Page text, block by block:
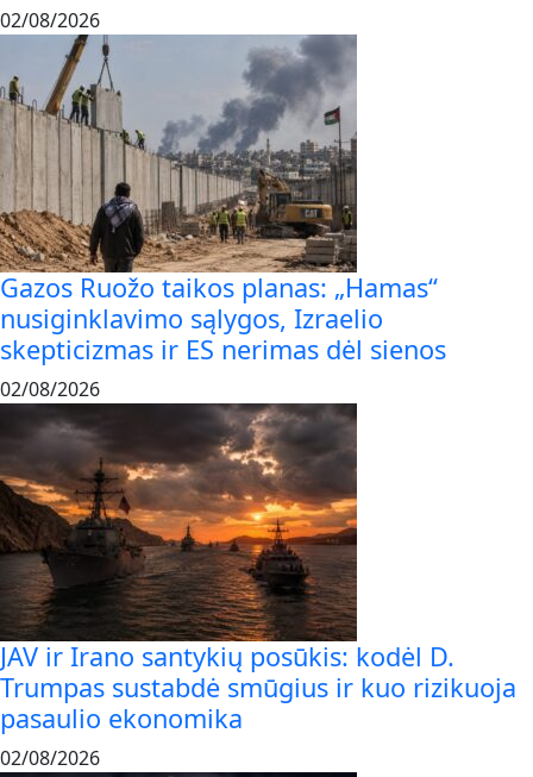
02/08/2026
Gazos Ruožo taikos planas: „Hamas“
nusiginklavimo sąlygos, Izraelio
skepticizmas ir ES nerimas dėl sienos
02/08/2026
JAV ir Irano santykių posūkis: kodėl D.
Trumpas sustabdė smūgius ir kuo rizikuoja
pasaulio ekonomika
02/08/2026